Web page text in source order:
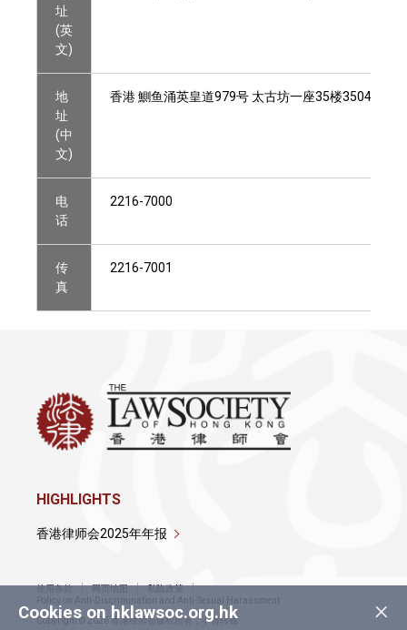
址
(英
文)
地
址
(中
文)
香港 鰂鱼涌英皇道979号 太古坊一座35楼3504-06室
电
话
2216-7000
传
真
2216-7001
×
Cookies on hklawsoc.org.hk
HIGHLIGHTS
香港律师会2025年年报
使用条款 网页地图
私隐政策
Policy on Anti-Discrimination and Anti-Sexual Harassment
Copyright © 2026 香港律师会版权所有，不得转载